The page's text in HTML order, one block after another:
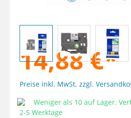
14,88 €*
Preise inkl. MwSt. zzgl.
Weniger als 10 auf Lager.
2-5 Werktage